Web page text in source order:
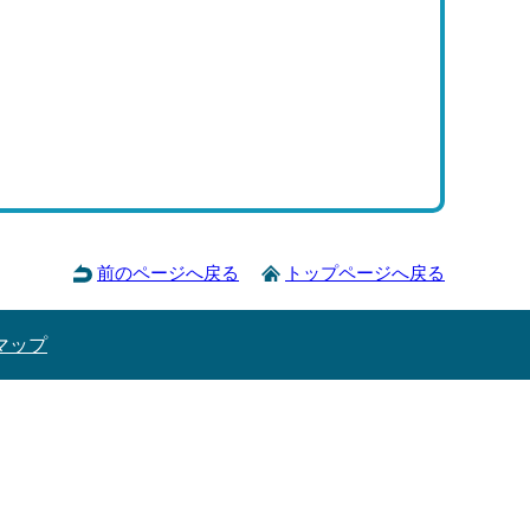
前のページへ戻る トップページへ戻る
ップ